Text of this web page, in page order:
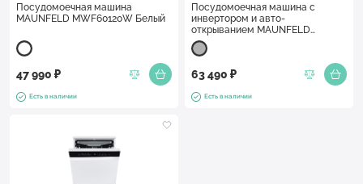
Посудомоечная машина
MAUNFELD MWF60120W Белый
47 990 ₽
Есть в наличии
Посудомоечная машина c
инвертором и авто-
открыванием MAUNFELD
MWF60331S Inverter
Нержавеющая сталь
63 490 ₽
Есть в наличии